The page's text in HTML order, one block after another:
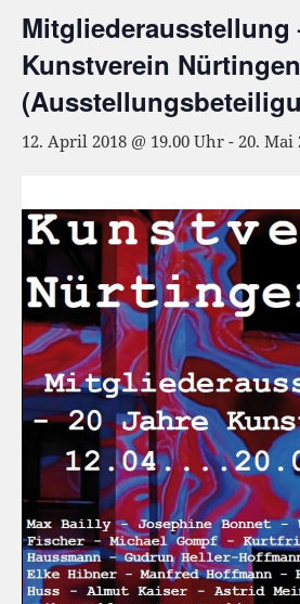
Mitgliederausstellung
Kunstverein Nürtingen
12. April 2018 @ 19.00 Uhr - 20. Mai